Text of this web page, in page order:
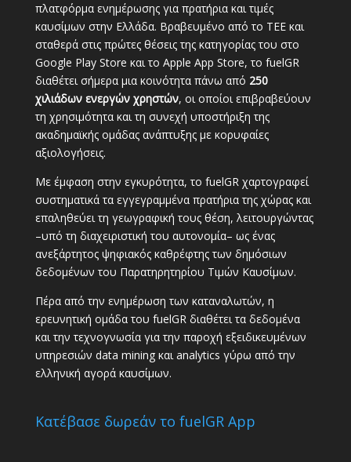
πλατφόρμα ενημέρωσης για πρατήρια και τιμές
καυσίμων στην Ελλάδα. Βραβευμένο από το ΤΕΕ και
σταθερά στις πρώτες θέσεις της κατηγορίας του στο
Google Play Store και το Apple App Store, το fuelGR
διαθέτει σήμερα μια κοινότητα πάνω από 250
χιλιάδων ενεργών χρηστών, οι οποίοι επιβραβεύουν
τη χρησιμότητα και τη συνεχή υποστήριξη της
ακαδημαϊκής ομάδας ανάπτυξης με κορυφαίες
αξιολογήσεις.
Με έμφαση στην εγκυρότητα, το fuelGR χαρτογραφεί
συστηματικά τα εγγεγραμμένα πρατήρια της χώρας και
επαληθεύει τη γεωγραφική τους θέση, λειτουργώντας
–υπό τη διαχειριστική του αυτονομία– ως ένας
ανεξάρτητος ψηφιακός καθρέφτης των δημόσιων
δεδομένων του Παρατηρητηρίου Τιμών Καυσίμων.
Πέρα από την ενημέρωση των καταναλωτών, η
ερευνητική ομάδα του fuelGR διαθέτει τα δεδομένα
και την τεχνογνωσία για την παροχή εξειδικευμένων
υπηρεσιών data mining και analytics γύρω από την
ελληνική αγορά καυσίμων.
Κατέβασε δωρεάν το fuelGR App